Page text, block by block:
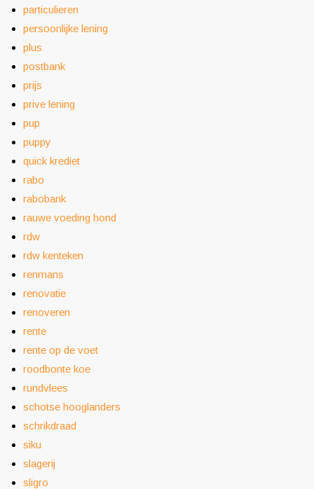
particulieren
persoonlijke lening
plus
postbank
prijs
prive lening
pup
puppy
quick krediet
rabo
rabobank
rauwe voeding hond
rdw
rdw kenteken
renmans
renovatie
renoveren
rente
rente op de voet
roodbonte koe
rundvlees
schotse hooglanders
schrikdraad
siku
slagerij
sligro